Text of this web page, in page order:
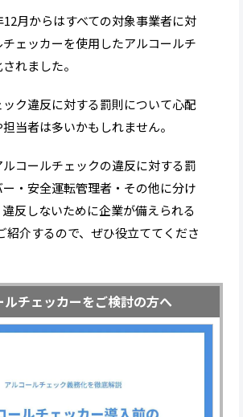
12月からはすべての対象事業者に対
ェッカーを使用したアルコールチ
れました。
ク違反に対する罰則について心配
当者は多いかもしれません。
コールチェックの違反に対する罰
・安全運転管理者・その他に分け
反しないために企業が備えられる
紹介するので、ぜひ役立ててくださ
ルチェッカーをご検討の方へ